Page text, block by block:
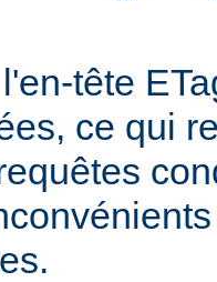
tête
ce qui